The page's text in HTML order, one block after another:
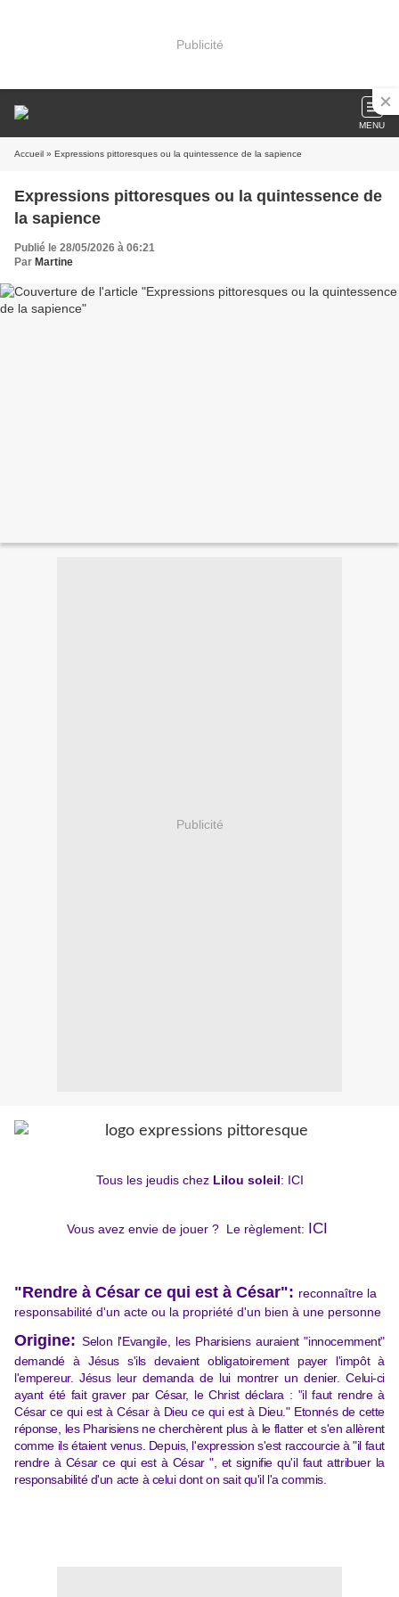
Publicité
MENU
Accueil » Expressions pittoresques ou la quintessence de la sapience
Expressions pittoresques ou la quintessence de
la sapience
Publié le 28/05/2026 à 06:21
Par Martine
Publicité
Tous les jeudis chez Lilou soleil: ICI
Vous avez envie de jouer ? Le règlement: ICI
"Rendre à César ce qui est à César": reconnaître la
responsabilité d'un acte ou la propriété d'un bien à une personne
Origine:Selon l'Evangile, les Pharisiens auraient "innocemment"
demandé à Jésus s'ils devaient obligatoirement payer l'impôt à
l'empereur. Jésus leur demanda de lui montrer un denier. Celui-ci
ayant été fait graver par César, le Christ déclara : "il faut rendre à
César ce qui est à César à Dieu ce qui est à Dieu." Etonnés de cette
réponse, les Pharisiens ne cherchèrent plus à le flatter et s'en allèrent
comme ils étaient venus. Depuis, l'expression s'est raccourcie à "il faut
rendre à César ce qui est à César", et signifie qu'il faut attribuer la
responsabilité d'un acte à celui dont on sait qu'il l'a commis.